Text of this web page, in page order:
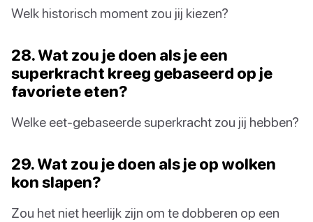
Welk historisch moment zou jij kiezen?
28. Wat zou je doen als je een
superkracht kreeg gebaseerd op je
favoriete eten?
Welke eet-gebaseerde superkracht zou jij hebben?
29. Wat zou je doen als je op wolken
kon slapen?
Zou het niet heerlijk zijn om te dobberen op een